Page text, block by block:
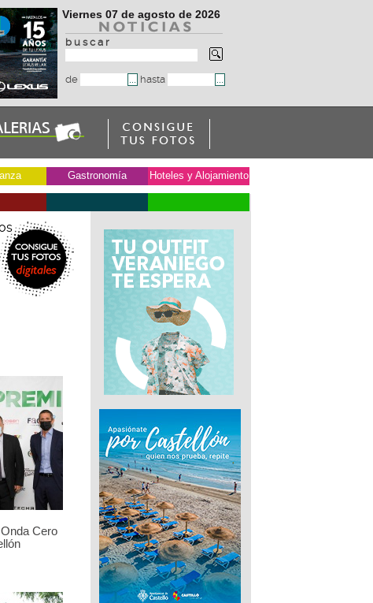
Viernes 07 de agosto de 2026
b u s c a r
de hasta
Gastronomía Hoteles y Alojamiento
Cero